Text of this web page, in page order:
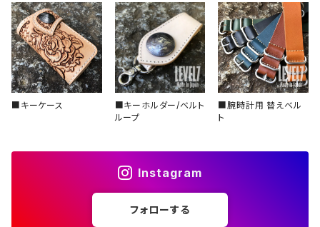
■キーケース
■キーホルダー/ベルト
ループ
■腕時計用 替えベル
ト
Instagram
フォローする